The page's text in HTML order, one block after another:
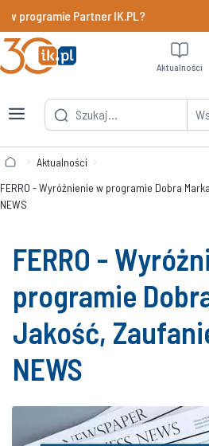
programie Partner IK.PL?
Aktualności
Aktualności
FERRO - Wyróżnienie w programie Dobra
NEWS
FERRO -
programie
Jakość,
NEWS